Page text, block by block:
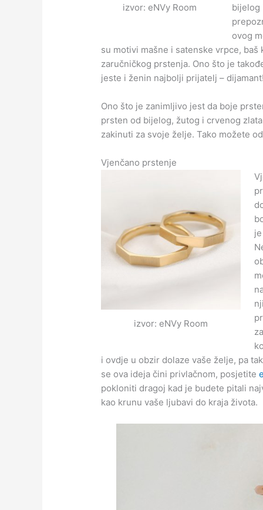
izvor: eNVy Room
bijelog
ovog
su motivi mašne i satenske vrpce,
zaručničkog prstenja. Ono što je
jeste i ženin najbolji prijatelj –
Ono što je zanimljivo jest da boje
prsten od bijelog, žutog i crvenog
zakinuti za svoje želje. Tako možete
Vjenčano prstenje
izvor: eNVy Room
i ovdje u obzir dolaze vaše želje, pa
se ova ideja čini privlačnom, posjetite
pokloniti dragoj kad je budete pitali
kao krunu vaše ljubavi do kraja života.